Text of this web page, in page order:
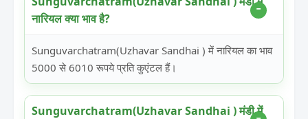
नारियल क्या भाव है?
Sunguvarchatram(Uzhavar Sandhai ) में नारियल का भाव
5000 से 6010 रूपये प्रति कुएंटल हैं।
Sunguvarchatram(Uzhavar Sandhai ) मंडी में